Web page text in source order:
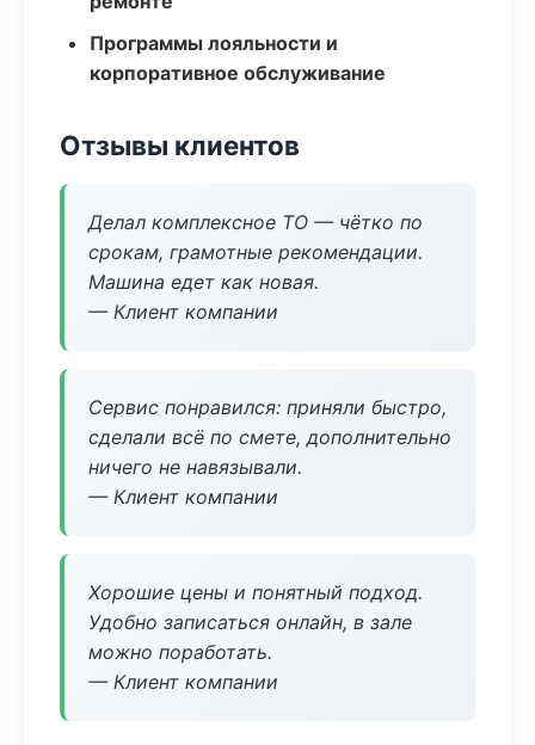
Программы лояльности и
корпоративное обслуживание
Отзывы клиентов
Делал комплексное ТО — чётко по
срокам, грамотные рекомендации.
Машина едет как новая.
— Клиент компании
Сервис понравился: приняли быстро,
сделали всё по смете, дополнительно
ничего не навязывали.
— Клиент компании
Хорошие цены и понятный подход.
Удобно записаться онлайн, в зале
можно поработать.
— Клиент компании